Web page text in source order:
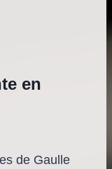
en
de Gaulle